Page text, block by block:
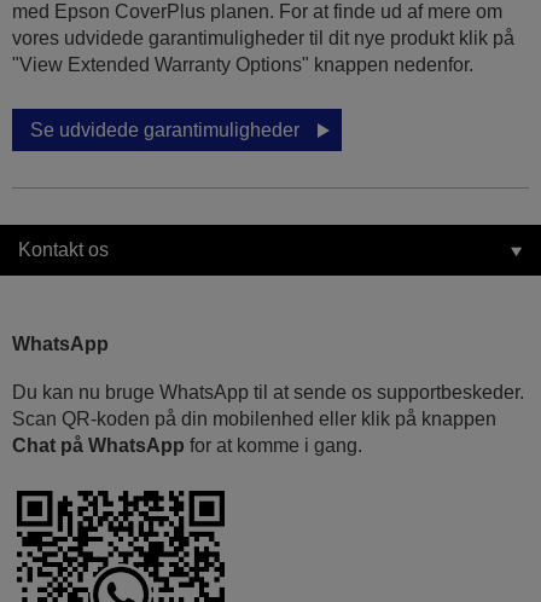
med Epson CoverPlus planen. For at finde ud af mere om
vores udvidede garantimuligheder til dit nye produkt klik på
"View Extended Warranty Options" knappen nedenfor.
Se udvidede garantimuligheder
Kontakt os
WhatsApp
Du kan nu bruge WhatsApp til at sende os supportbeskeder.
Scan QR-koden på din mobilenhed eller klik på knappen
Chat på WhatsApp for at komme i gang.